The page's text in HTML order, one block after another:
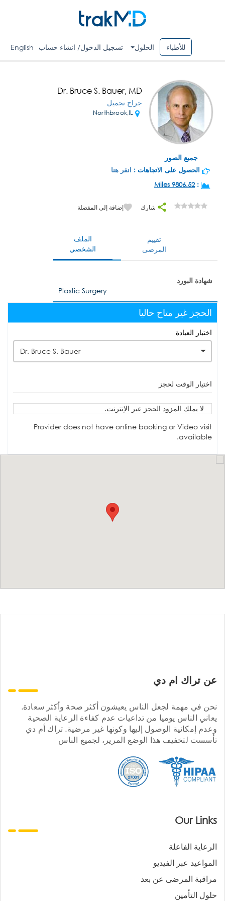
للأطباء الحلول تسجيل الدخول/ انشاء حساب English
جميع الصور
Dr. Bruce S. Bauer, MD
جراح تجميل
الحصول على الاتجاهات : انقر هنا
:
9806.52 Miles
شارك إضافة إلى المفضلة
الملف
الشخصي
تقييم
المرضى
شهادة البورد
Plastic Surgery
الحجز غير متاح حاليا
اختيار العيادة
Dr. Bruce S. Bauer
اختيار الوقت لحجز
لا يملك المزود الحجز عبر الإنترنت.
Provider does not have online booking or Video visit
available.
عن تراك ام دي
نحن في مهمة لجعل الناس يعيشون أكثر صحة وأكثر سعادة.
يعاني الناس يوميا من تداعيات عدم كفاءة الرعاية الصحية
وعدم إمكانية الوصول إليها وكونها غير مرضية. تراك أم دي
تأسست لتخفيف هذا الوضع المرير، لجميع الناس
Our Links
الرعاية الفاعلة
المواعيد عبر الفيديو
مراقبة المرضى عن بعد
حلول التأمين